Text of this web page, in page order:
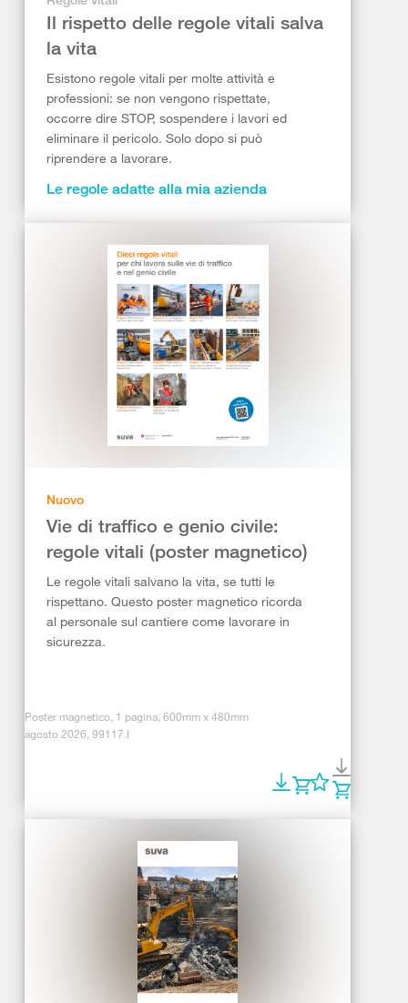
Il rispetto delle regole vitali salva
la vita
Esistono regole vitali per molte attività e
professioni: se non vengono rispettate,
occorre dire STOP, sospendere i lavori ed
eliminare il pericolo. Solo dopo si può
riprendere a lavorare.
Le regole adatte alla mia azienda
Nuovo
Vie di traffico e genio civile:
regole vitali (poster magnetico)
Le regole vitali salvano la vita, se tutti le
rispettano. Questo poster magnetico ricorda
al personale sul cantiere come lavorare in
sicurezza.
Poster magnetico, 1 pagina, 600mm x 480mm
agosto 2026, 99117.I